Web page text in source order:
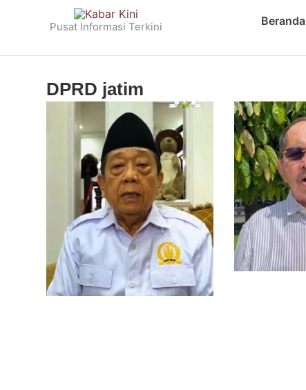
Pusat Informasi Terkini Beranda
DPRD jatim